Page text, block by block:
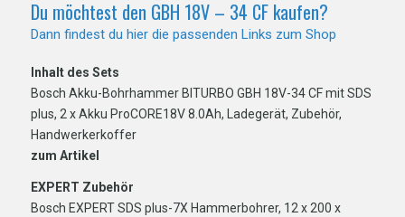
Du möchtest den GBH 18V – 34 CF kaufen?
Dann findest du hier die passenden Links zum Shop
Inhalt des Sets
Bosch Akku-Bohrhammer BITURBO GBH 18V-34 CF mit SDS
plus, 2 x Akku ProCORE18V 8.0Ah, Ladegerät, Zubehör,
Handwerkerkoffer
zum Artikel
EXPERT Zubehör
Bosch EXPERT SDS plus-7X Hammerbohrer, 12 x 200 x